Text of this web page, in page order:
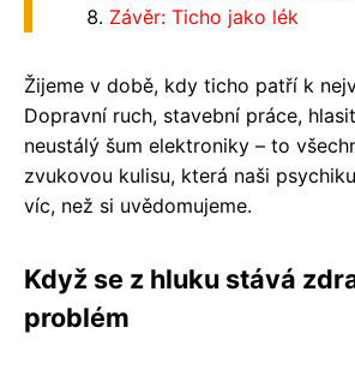
Závěr: Ticho jako lék
Žijeme v době, kdy ticho patří k
Dopravní ruch, stavební práce,
neustálý šum elektroniky – to
zvukovou kulisu, která naši
víc, než si uvědomujeme.
Když se z hluku stává
problém